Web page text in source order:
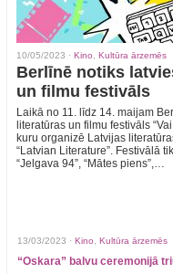
10/05/2023 · Kino Kultūra ārzemēs
Berlīnē notiks
un filmu festivāls
Laikā no 11. līdz 14. maijam
literatūras un filmu festivāls
kuru organizē Latvijas
“Latvian Literature”. Festivālā
“Jelgava 94”, “Mātes piens”,…
13/03/2023 · Kino Kultūra ārzemēs
“Oskara” balvu ceremonijā